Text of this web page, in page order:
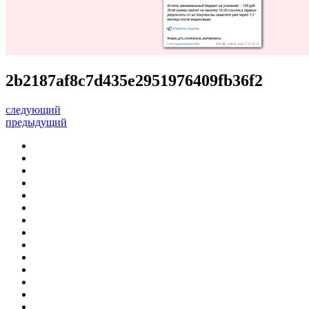
2b2187af8c7d435e2951976409fb36f2
следующий
предыдущий